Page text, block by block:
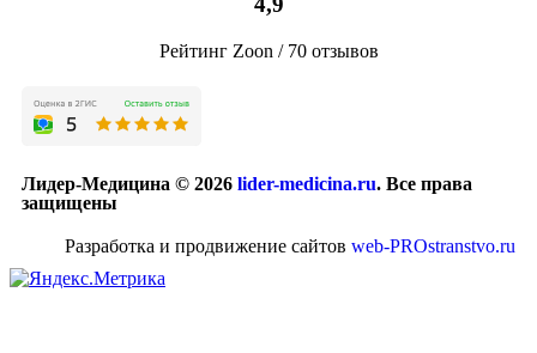
Рейтинг Zoon / 70 отзывов
Лидер-Медицина © 2026 lider-medicina.ru. Все права
защищены
Разработка и продвижение сайтов web-PROstranstvo.ru